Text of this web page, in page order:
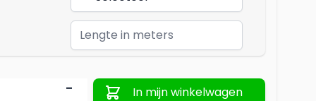
- Aantal In mijn winkelwagen